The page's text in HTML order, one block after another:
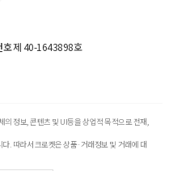
호제 40-1643898호
정보, 콘텐츠 및 UI등을 상업적 목적으로 전재,
. 따라서 크로켓은 상품·거래정보 및 거래에 대